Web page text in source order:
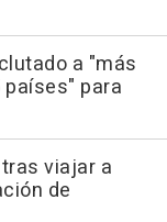
a "más
para
viajar a
de